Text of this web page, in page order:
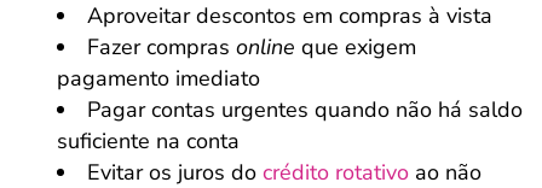
Aproveitar descontos em compras à vista
Fazer compras online que exigem
pagamento imediato
Pagar contas urgentes quando não há saldo
suficiente na conta
Evitar os juros do crédito rotativo ao não